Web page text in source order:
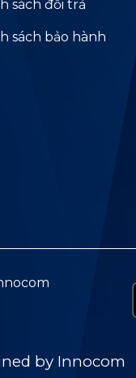
sách đổi trả
sách bảo hành
by Innocom